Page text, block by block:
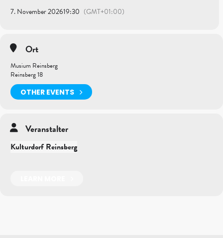
7. November 202619:30 (GMT+01:00)
Ort
Musium Reinsberg
Reinsberg 18
OTHER EVENTS
Veranstalter
Kulturdorf Reinsberg